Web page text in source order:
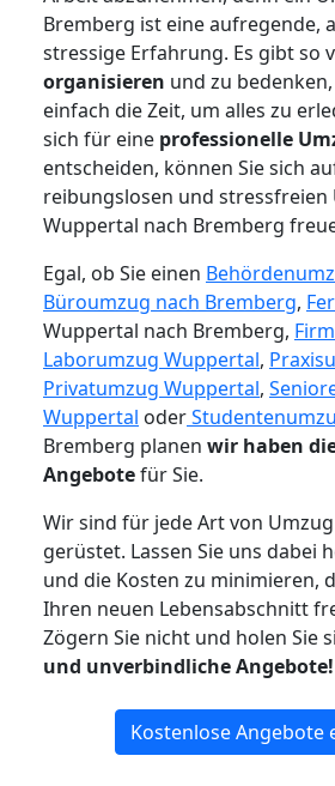
Bremberg ist eine aufregende,
stressige Erfahrung. Es gibt so
organisieren und zu
einfach die Zeit, um alles zu
sich für eine professionelle
entscheiden, können Sie sich
reibungslosen und stressfreien
Wuppertal nach Bremberg
Egal, ob Sie einen
Büroumzug nach Bremberg,
Wuppertal nach Bremberg,
Laborumzug Wuppertal,
Privatumzug Wuppertal,
Wuppertal oder
Bremberg planen wir haben
Angebotefür Sie.
Wir sind für jede Art von
gerüstet. Lassen Sie uns dabei
und die Kosten zu minimieren,
Ihren neuen Lebensabschnitt
Zögern Sie nicht und holen Sie
und unverbindliche Angebote!
Kostenlose Angebote